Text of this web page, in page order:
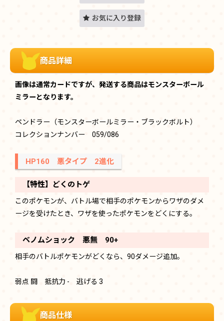
お気に入り登録
商品詳細
画像は通常カードですが、発送する商品はモンスターボール
ミラーとなります。
ペンドラー（モンスターボールミラー・ブラックボルト）
コレクションナンバー 059/086
HP160 悪タイプ 2進化
【特性】どくのトゲ
このポケモンが、バトル場で相手のポケモンからワザのダメ
ージを受けたとき、ワザを使ったポケモンをどくにする。
ベノムショック 悪無 90+
相手のバトルポケモンがどくなら、90ダメージ追加。
弱点 闘 抵抗力 - 逃げる 3
商品仕様